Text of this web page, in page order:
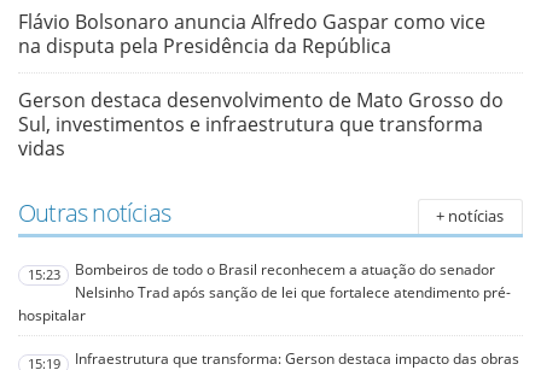
Flávio Bolsonaro anuncia Alfredo Gaspar como vice
na disputa pela Presidência da República
Gerson destaca desenvolvimento de Mato Grosso do
Sul, investimentos e infraestrutura que transforma
vidas
Outras notícias + notícias
15:23
Bombeiros de todo o Brasil reconhecem a atuação do senador
Nelsinho Trad após sanção de lei que fortalece atendimento pré-
hospitalar
15:19 Infraestrutura que transforma: Gerson destaca impacto das obras